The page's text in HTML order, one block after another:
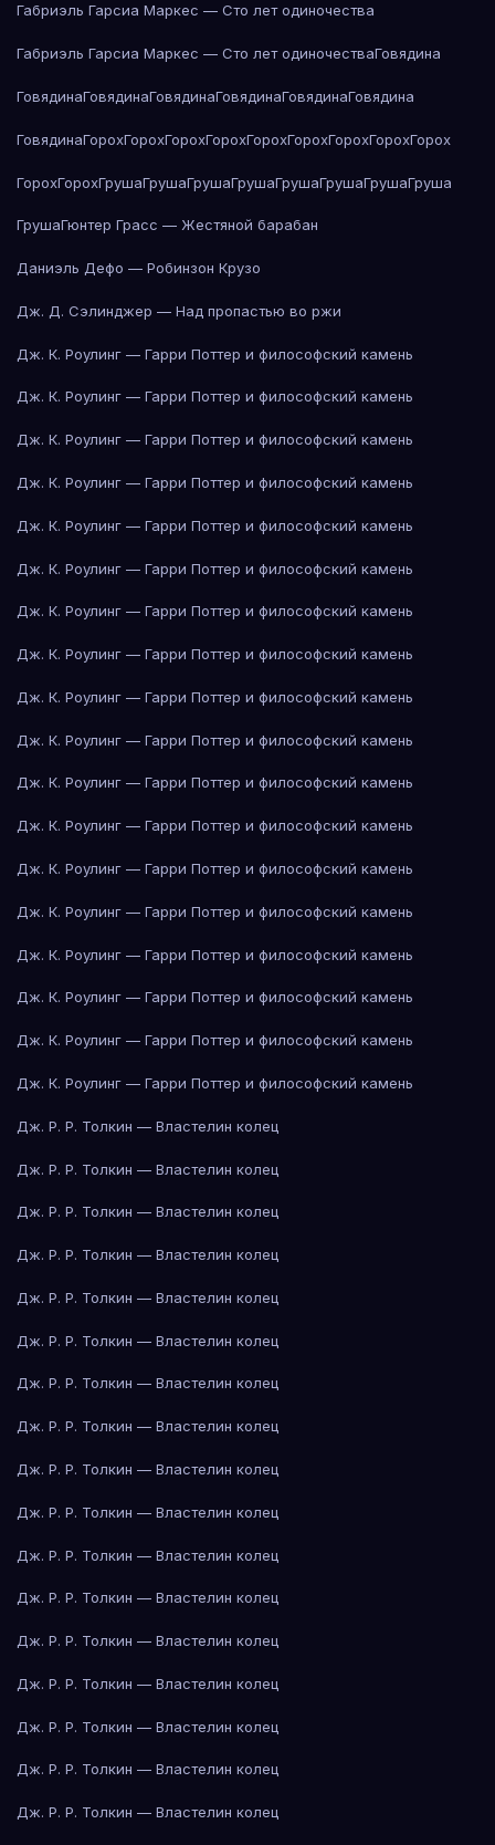
Габриэль Гарсиа Маркес — Сто лет одиночества
Габриэль Гарсиа Маркес — Сто лет одиночестваГовядина
ГовядинаГовядинаГовядинаГовядинаГовядинаГовядина
ГовядинаГорохГорохГорохГорохГорохГорохГорохГорохГорох
ГорохГорохГрушаГрушаГрушаГрушаГрушаГрушаГрушаГруша
ГрушаГюнтер Грасс — Жестяной барабан
Даниэль Дефо — Робинзон Крузо
Дж. Д. Сэлинджер — Над пропастью во ржи
Дж. К. Роулинг — Гарри Поттер и философский камень
Дж. К. Роулинг — Гарри Поттер и философский камень
Дж. К. Роулинг — Гарри Поттер и философский камень
Дж. К. Роулинг — Гарри Поттер и философский камень
Дж. К. Роулинг — Гарри Поттер и философский камень
Дж. К. Роулинг — Гарри Поттер и философский камень
Дж. К. Роулинг — Гарри Поттер и философский камень
Дж. К. Роулинг — Гарри Поттер и философский камень
Дж. К. Роулинг — Гарри Поттер и философский камень
Дж. К. Роулинг — Гарри Поттер и философский камень
Дж. К. Роулинг — Гарри Поттер и философский камень
Дж. К. Роулинг — Гарри Поттер и философский камень
Дж. К. Роулинг — Гарри Поттер и философский камень
Дж. К. Роулинг — Гарри Поттер и философский камень
Дж. К. Роулинг — Гарри Поттер и философский камень
Дж. К. Роулинг — Гарри Поттер и философский камень
Дж. К. Роулинг — Гарри Поттер и философский камень
Дж. К. Роулинг — Гарри Поттер и философский камень
Дж. Р. Р. Толкин — Властелин колец
Дж. Р. Р. Толкин — Властелин колец
Дж. Р. Р. Толкин — Властелин колец
Дж. Р. Р. Толкин — Властелин колец
Дж. Р. Р. Толкин — Властелин колец
Дж. Р. Р. Толкин — Властелин колец
Дж. Р. Р. Толкин — Властелин колец
Дж. Р. Р. Толкин — Властелин колец
Дж. Р. Р. Толкин — Властелин колец
Дж. Р. Р. Толкин — Властелин колец
Дж. Р. Р. Толкин — Властелин колец
Дж. Р. Р. Толкин — Властелин колец
Дж. Р. Р. Толкин — Властелин колец
Дж. Р. Р. Толкин — Властелин колец
Дж. Р. Р. Толкин — Властелин колец
Дж. Р. Р. Толкин — Властелин колец
Дж. Р. Р. Толкин — Властелин колец